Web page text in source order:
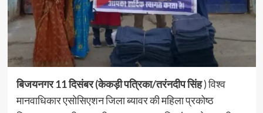
बिजयनगर 11 दिसंबर (केकड़ी पत्रिका/तरंनदीप सिंह) विश्व
मानवाधिकार एसोसिएशन जिला ब्यावर की महिला प्रकोष्ठ